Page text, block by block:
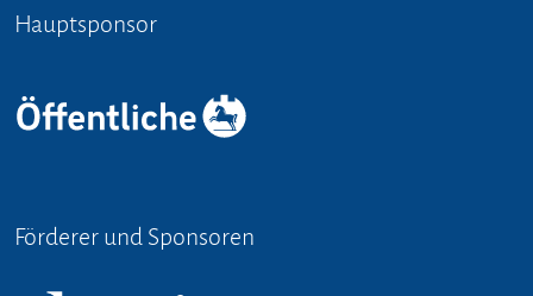
Hauptsponsor
Förderer und Sponsoren